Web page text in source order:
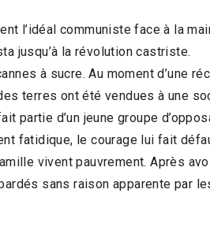
l’idéal communiste face à la
jusqu’à la révolution castriste.
à sucre. Au moment d’une
terres ont été vendues à une
partie d’un jeune groupe
fatidique, le courage lui fait
vivent pauvrement. Après
sans raison apparente par